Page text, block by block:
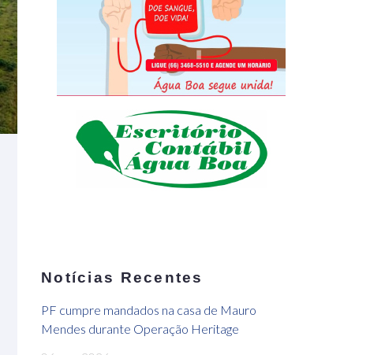
Notícias Recentes
PF cumpre mandados na casa de Mauro
Mendes durante Operação Heritage